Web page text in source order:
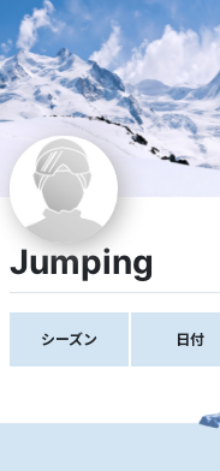
Jumping
シーズン 日付